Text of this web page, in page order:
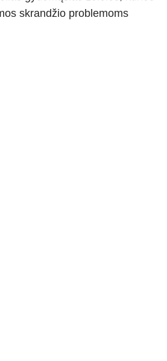
skrandžio problemoms